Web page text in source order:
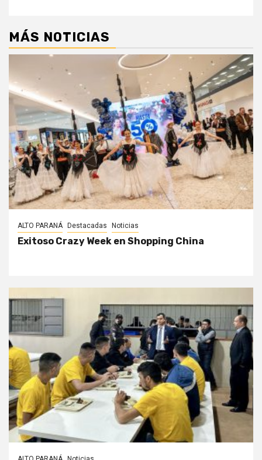
MÁS NOTICIAS
ALTO PARANÁ Destacadas Noticias
Exitoso Crazy Week en Shopping China